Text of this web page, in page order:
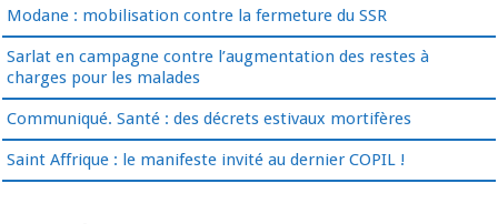
Modane : mobilisation contre la fermeture du SSR
Sarlat en campagne contre l’augmentation des restes à
charges pour les malades
Communiqué. Santé : des décrets estivaux mortifères
Saint Affrique : le manifeste invité au dernier COPIL !